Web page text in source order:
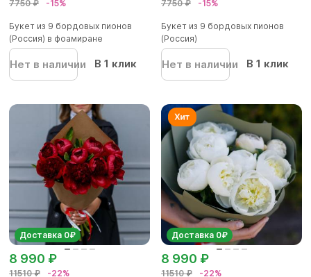
7750 ₽ -15%
Букет из 9 бордовых пионов
(Россия) в фоамиране
Нет в наличии В 1 клик
7750 ₽ -15%
Букет из 9 бордовых пионов
(Россия)
Нет в наличии В 1 клик
Доставка 0₽
11510 ₽ -22%
8 990 ₽
Доставка 0₽
11510 ₽ -22%
8 990 ₽